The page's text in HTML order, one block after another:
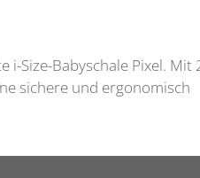
Size-Babyschale Pixel. Mit
sichere und ergonomisch